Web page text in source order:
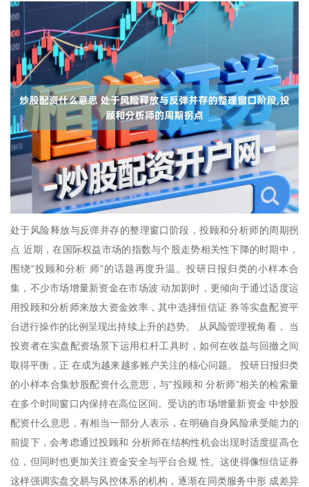
处于风险释放与反弹并存的整理窗口阶段，投顾和分析师的周期拐
点 近期，在国际权益市场的指数与个股走势相关性下降的时期中，
围绕“投顾和分析 师”的话题再度升温。投研日报归类的小样本合
集，不少市场增量新资金在市场波 动加剧时，更倾向于通过适度运
用投顾和分析师来放大资金效率，其中选择恒信证 券等实盘配资平
台进行操作的比例呈现出持续上升的趋势。 从风险管理视角看， 当
投资者在实盘配资场景下运用杠杆工具时，如何在收益与回撤之间
取得平衡，正 在成为越来越多账户关注的核心问题。 投研日报归类
的小样本合集炒股配资什么意思，与“投顾和 分析师”相关的检索量
在多个时间窗口内保持在高位区间。受访的市场增量新资金 中炒股
配资什么意思，有相当一部分人表示，在明确自身风险承受能力的
前提下，会考虑通过投顾和 分析师在结构性机会出现时适度提高仓
位，但同时也更加关注资金安全与平台合规 性。这使得像恒信证券
这样强调实盘交易与风控体系的机构，逐渐在同类服务中形 成差异